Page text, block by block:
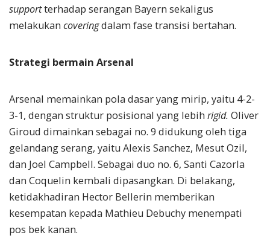
supportterhadap serangan Bayern sekaligus
melakukan coveringdalam fase transisi bertahan.
Strategi bermain Arsenal
Arsenal memainkan pola dasar yang mirip, yaitu 4-2-
3-1, dengan struktur posisional yang lebih rigid. Oliver
Giroud dimainkan sebagai no. 9 didukung oleh tiga
gelandang serang, yaitu Alexis Sanchez, Mesut Ozil,
dan Joel Campbell. Sebagai duo no. 6, Santi Cazorla
dan Coquelin kembali dipasangkan. Di belakang,
ketidakhadiran Hector Bellerin memberikan
kesempatan kepada Mathieu Debuchy menempati
pos bek kanan.